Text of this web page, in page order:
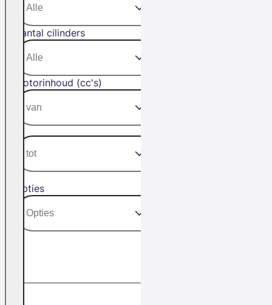
Aantal cilinders
Motorinhoud (cc's)
Opties